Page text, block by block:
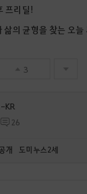
프리딜!
삶의 균형을 찾는 오
3
KR
26
개 도미누스2세